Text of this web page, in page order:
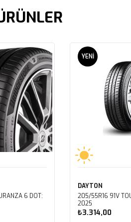
6 DOT:
DAYTON
205/55R16 91V
2025
₺3.314,00
YENI